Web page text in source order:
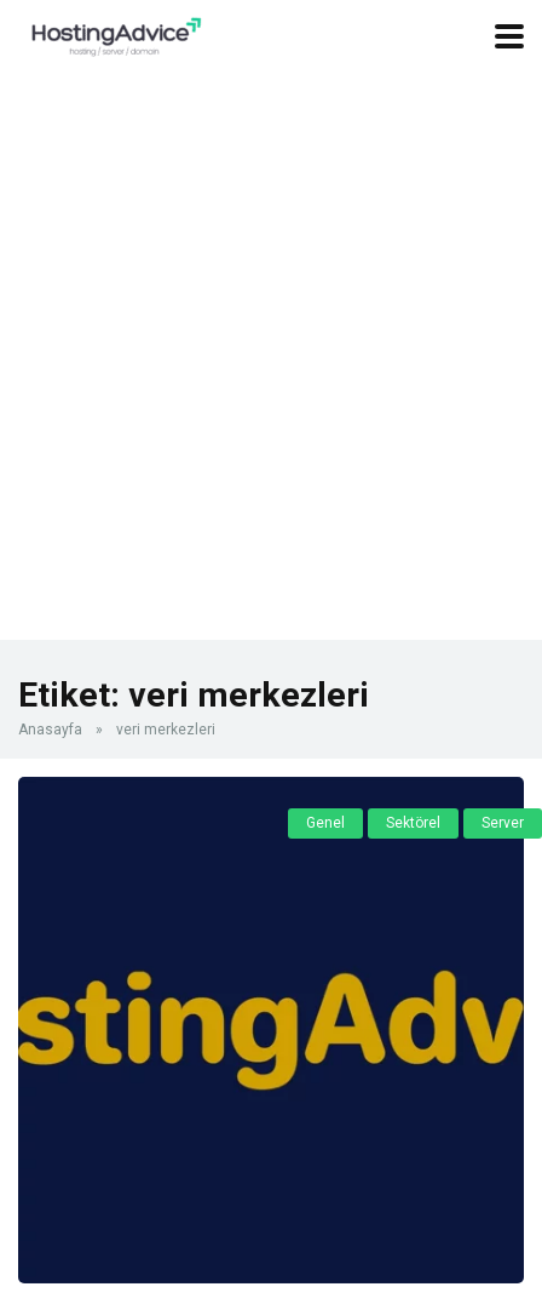
Etiket: veri merkezleri
Anasayfa » veri merkezleri
Genel Sektörel Server